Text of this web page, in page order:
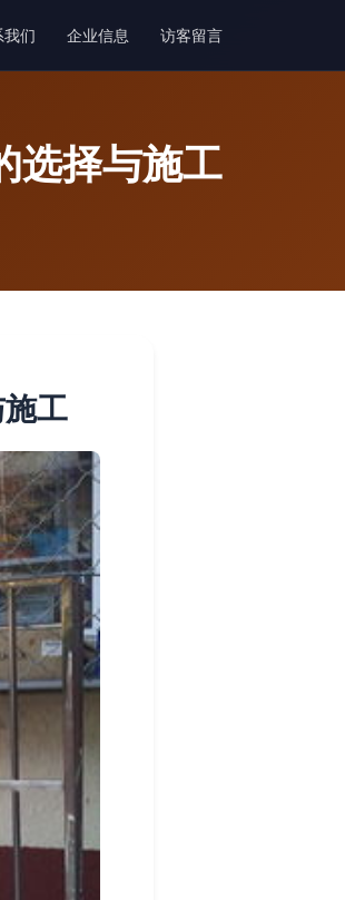
我们 企业信息 访客留言
选择与施工
工